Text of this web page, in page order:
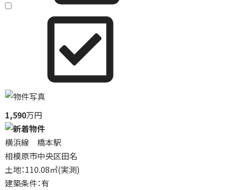
1,590万円
横浜線 橋本駅
相模原市中央区田名
土地：110.08㎡(実測)
建築条件：有